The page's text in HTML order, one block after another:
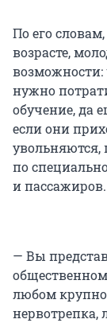
По его
возрасте,
возможности:
нужно
обучение, да
если они
увольняются,
по
и пассажиров.
— Вы
любом
нервотрепка,